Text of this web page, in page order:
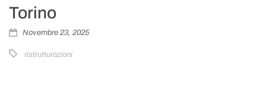
Torino
Novembre 23, 2025
ristrutturazioni